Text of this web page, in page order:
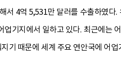
서 4억 5,531만 달러를 수출하였다.
업기지에서 일하고 있다. 최근에는
기 때문에 세계 주요 연안국에 어